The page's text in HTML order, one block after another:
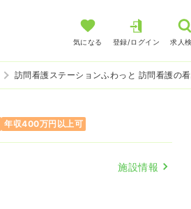
気になる 登録/ログイン 求人
訪問看護ステーションふわっと 訪問看護の
年収400万円以上可
施設情報